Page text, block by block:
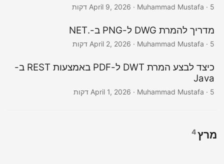
April 9, 2026 · Muhammad Mustafa · 5 דקות
מדריך להמרת DWG ל-PNG ב-.NET
April 2, 2026 · Muhammad Mustafa · 5 דקות
כיצד לבצע המרת DWT ל-PDF באמצעות REST ב-
Java
April 1, 2026 · Muhammad Mustafa · 5 דקות
מרץ4